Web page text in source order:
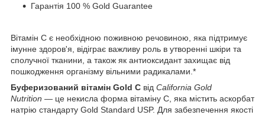
Гарантія 100 % Gold Guarantee
Вітамін С є необхідною поживною речовиною, яка підтримує
імунне здоров'я, відіграє важливу роль в утворенні шкіри та
сполучної тканини, а також як антиоксидант захищає від
пошкодження організму вільними радикалами.*
Буферизований вітамін Gold C від California Gold
Nutrition — це некисла форма вітаміну С, яка містить аскорбат
натрію стандарту Gold Standard USP. Для забезпечення якості